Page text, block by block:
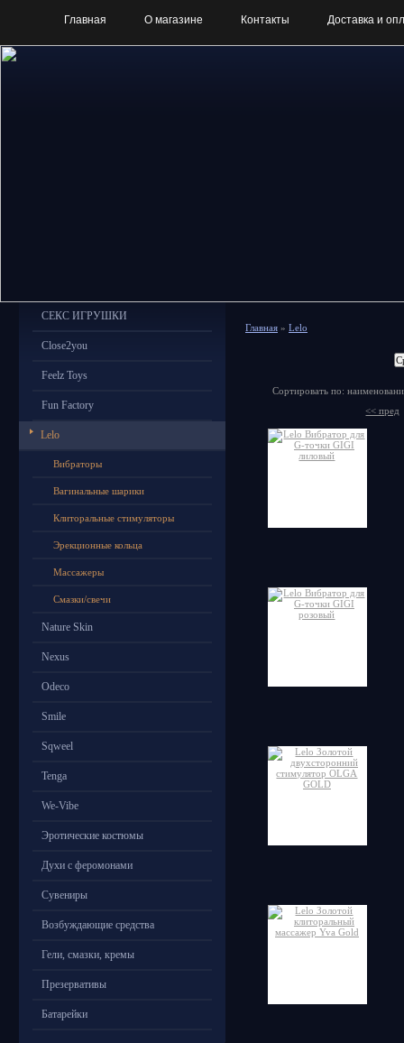
Главная О магазине Контакты Доставка и
СЕКС ИГРУШКИ
Close2you
Feelz Toys
Fun Factory
Lelo
Вибраторы
Вагинальные шарики
Клиторальные стимуляторы
Эрекционные кольца
Массажеры
Смазки/свечи
Nature Skin
Nexus
Odeco
Smile
Sqweel
Tenga
We-Vibe
Эротические костюмы
Духи с феромонами
Сувениры
Возбуждающие средства
Гели, смазки, кремы
Презервативы
Батарейки
Главная » Lelo
Сортировать по:
<< пред